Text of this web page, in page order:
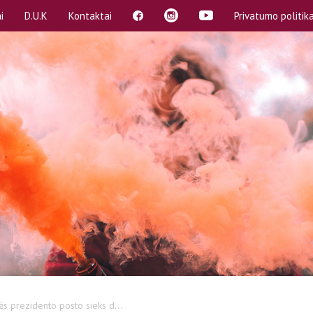
(SPK)
D.U.K
A, B dalykai
Akademinės atostogos
Apeliacinių prašymų teikimas
Bendrabučiai
COVID-19
Egzaminų ir kolokviumų perlaikymas
Emocinė pagalba
Gretutinės studijos
Kreditai
Kontaktai
Rekvizitai
Atstovybės biuras
Privatumo
prezidento posto sieks d...